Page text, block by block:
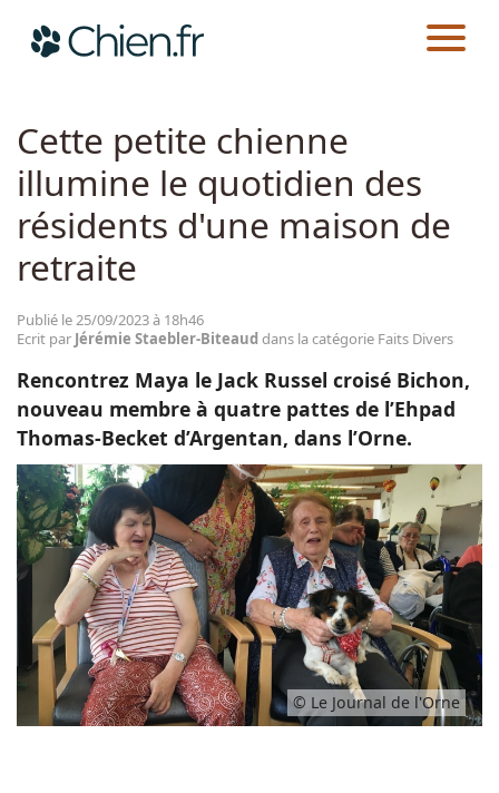
Races
CHIEN.FR ACTUALITÉS
Cette petite chienne
illumine le quotidien des
résidents d'une maison de
retraite
Publié le 25/09/2023 à 18h46
Ecrit par Jérémie Staebler-Biteauddans la catégorie Faits Divers
Rencontrez Maya le Jack Russel croisé Bichon,
nouveau membre à quatre pattes de l’Ehpad
Thomas-Becket d’Argentan, dans l’Orne.
© Le Journal de l'Orne